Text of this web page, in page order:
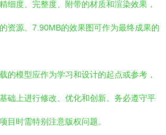
细度、完整度、附带的材质和渲染效果，
资源。7.90MB的效果图可作为最终成果的
载的模型应作为学习和设计的起点或参考，
础上进行修改、优化和创新。务必遵守平
目时需特别注意版权问题。